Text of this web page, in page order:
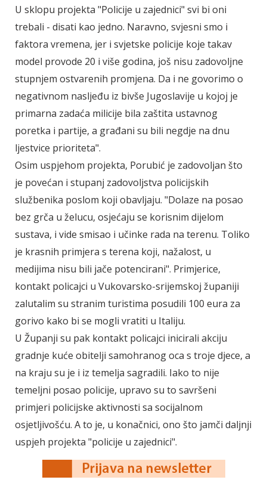
U sklopu projekta "Policije u zajednici" svi bi oni
trebali - disati kao jedno. Naravno, svjesni smo i
faktora vremena, jer i svjetske policije koje takav
model provode 20 i više godina, još nisu zadovoljne
stupnjem ostvarenih promjena. Da i ne govorimo o
negativnom nasljeđu iz bivše Jugoslavije u kojoj je
primarna zadaća milicije bila zaštita ustavnog
poretka i partije, a građani su bili negdje na dnu
ljestvice prioriteta".
Osim uspjehom projekta, Porubić je zadovoljan što
je povećan i stupanj zadovoljstva policijskih
službenika poslom koji obavljaju. "Dolaze na posao
bez grča u želucu, osjećaju se korisnim dijelom
sustava, i vide smisao i učinke rada na terenu. Toliko
je krasnih primjera s terena koji, nažalost, u
medijima nisu bili jače potencirani". Primjerice,
kontakt policajci u Vukovarsko-srijemskoj županiji
zalutalim su stranim turistima posudili 100 eura za
gorivo kako bi se mogli vratiti u Italiju.
U Županji su pak kontakt policajci inicirali akciju
gradnje kuće obitelji samohranog oca s troje djece, a
na kraju su je i iz temelja sagradili. Iako to nije
temeljni posao policije, upravo su to savršeni
primjeri policijske aktivnosti sa socijalnom
osjetljivošću. A to je, u konačnici, ono što jamči daljnji
uspjeh projekta "policije u zajednici".